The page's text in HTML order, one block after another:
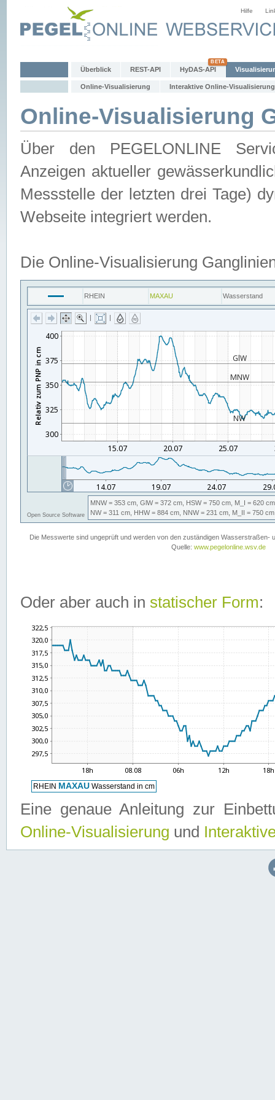
Hilfe
Überblick REST-API HyDAS-API
Online-Visualisierung Interaktive Online-Visualisierung
Online-Visualisierung
Über den PEGELONLINE
Anzeigen aktueller
Messstelle der letzten drei Tage)
Webseite integriert werden.
Die Online-Visualisierung
Oder aber auch in statischer Form:
Eine genaue Anleitung zur
Online-Visualisierung und